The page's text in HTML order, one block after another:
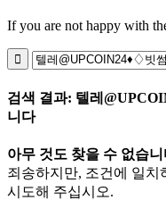
If you are not happy with
검색 결과: 텔레
니다
아무 것도 찾을 수 없습
죄송하지만, 조건에 일치
시도해 주십시오.